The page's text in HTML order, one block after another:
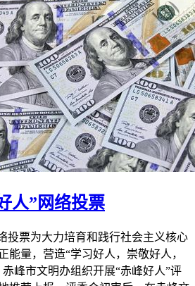
人”网络投票
投票为大力培育和践行社会主义核心
能量，营造“学习好人，崇敬好人，
峰市文明办组织开展“赤峰好人”评